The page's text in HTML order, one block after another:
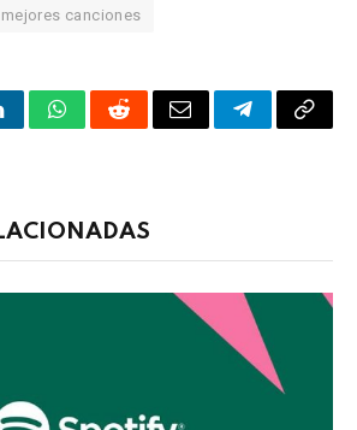
mejores canciones
WhatsAppRedditCorreoTelegrama